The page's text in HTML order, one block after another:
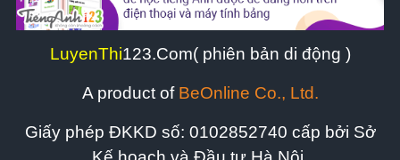
LuyenThi123.Com( phiên bản di động )
A product of BeOnline Co., Ltd.
Giấy phép ĐKKD số: 0102852740 cấp bởi Sở